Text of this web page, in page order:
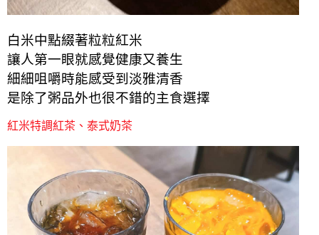
白米中點綴著粒粒紅米
讓人第一眼就感覺健康又養生
細細咀嚼時能感受到淡雅清香
是除了粥品外也很不錯的主食選擇
紅米特調紅茶、泰式奶茶